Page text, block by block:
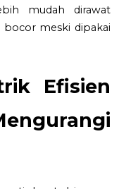
mudah dirawat
bocor meski dipakai
Efisien